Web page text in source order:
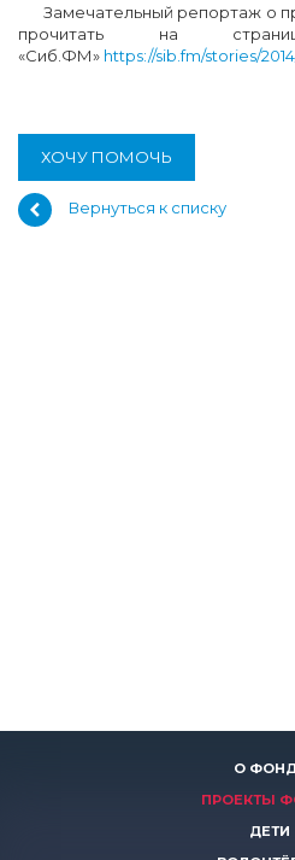
Замечательный репортаж о
прочитать на
«Сиб.ФМ» https://sib.fm/stories/
ХОЧУ ПОМОЧЬ
Вернуться к списку
О
ПРОЕКТЫ
ДЕТИ